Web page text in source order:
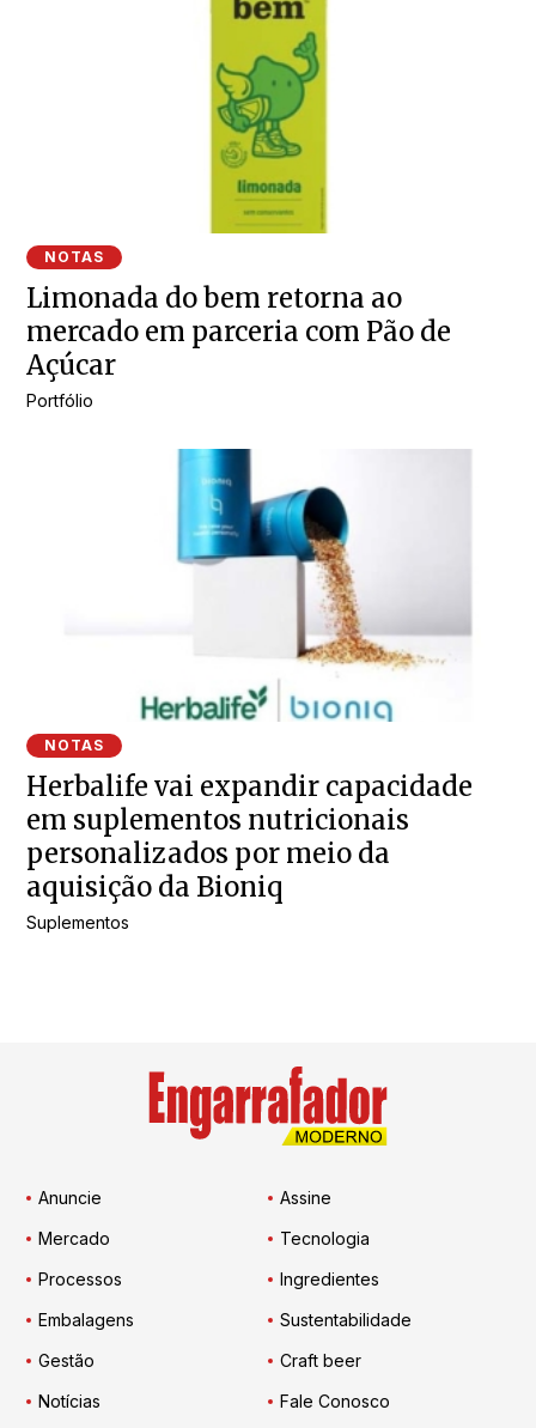
NOTAS
Limonada do bem retorna ao
mercado em parceria com Pão de
Açúcar
Portfólio
NOTAS
Herbalife vai expandir capacidade
em suplementos nutricionais
personalizados por meio da
aquisição da Bioniq
Suplementos
Anuncie
Assine
Mercado
Tecnologia
Processos
Ingredientes
Embalagens
Sustentabilidade
Gestão
Craft beer
Notícias
Fale Conosco